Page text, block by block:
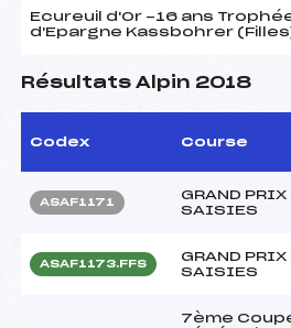
Ecureuil d'Or -16 ans
d'Epargne Kassbohrer
Résultats Alpin 2018
Codex Course
ASAF1171
GRAND PRIX
SAISIES
ASAF1173.FFS
GRAND PRIX
SAISIES
7ème